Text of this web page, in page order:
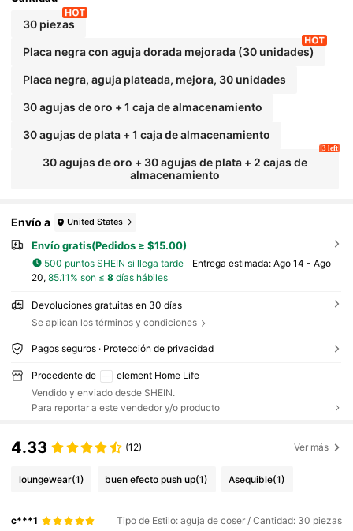
30 piezas
Placa negra con aguja dorada mejorada (30 unidades)
Placa negra, aguja plateada, mejora, 30 unidades
30 agujas de oro + 1 caja de almacenamiento
30 agujas de plata + 1 caja de almacenamiento
30 agujas de oro + 30 agujas de plata + 2 cajas de
almacenamiento
3 left
Envío a United States
Envío gratis(Pedidos ≥ $15.00)
500 puntos SHEIN si llega tarde Entrega estimada: Ago 14 - Ago
20, 85.11% son ≤ 8días hábiles
Devoluciones gratuitas en 30 días
Se aplican los términos y condiciones
Pagos seguros · Protección de privacidad
Procedente de
element Home Life
Vendido y enviado desde SHEIN.
Para reportar a este vendedor y/o producto
4.33 (12) Ver más
loungewear(1) buen efecto push up(1) Asequible(1)
c***1 Tipo de Estilo: aguja de coser / Cantidad: 30 piezas